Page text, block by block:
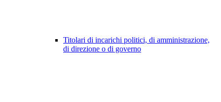
Titolari di incarichi politici, di amministrazione,
di direzione o di governo